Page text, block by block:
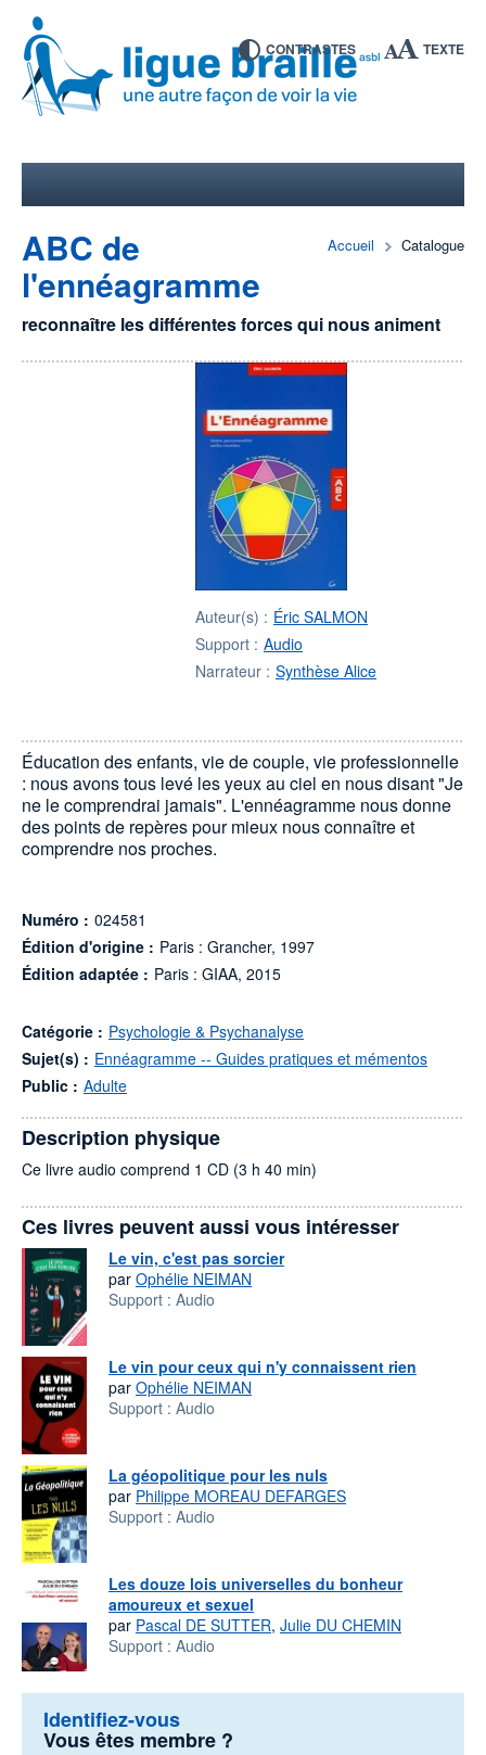
CONTRASTES TEXTE
Accueil Catalogue
ABC de
l'ennéagramme
reconnaître les différentes forces qui nous animent
Auteur(s) : Éric SALMON
Support : Audio
Narrateur : Synthèse Alice
Éducation des enfants, vie de couple, vie professionnelle
: nous avons tous levé les yeux au ciel en nous disant "Je
ne le comprendrai jamais". L'ennéagramme nous donne
des points de repères pour mieux nous connaître et
comprendre nos proches.
Numéro : 024581
Édition d'origine : Paris : Grancher, 1997
Édition adaptée : Paris : GIAA, 2015
Catégorie : Psychologie & Psychanalyse
Sujet(s) : Ennéagramme -- Guides pratiques et mémentos
Public : Adulte
Description physique
Ce livre audio comprend 1 CD (3 h 40 min)
Ces livres peuvent aussi vous intéresser
Le vin, c'est pas sorcier
par Ophélie NEIMAN
Support : Audio
Le vin pour ceux qui n'y connaissent rien
par Ophélie NEIMAN
Support : Audio
La géopolitique pour les nuls
par Philippe MOREAU DEFARGES
Support : Audio
Les douze lois universelles du bonheur
amoureux et sexuel
par Pascal DE SUTTER, Julie DU CHEMIN
Support : Audio
Identifiez-vous
Vous êtes membre ?